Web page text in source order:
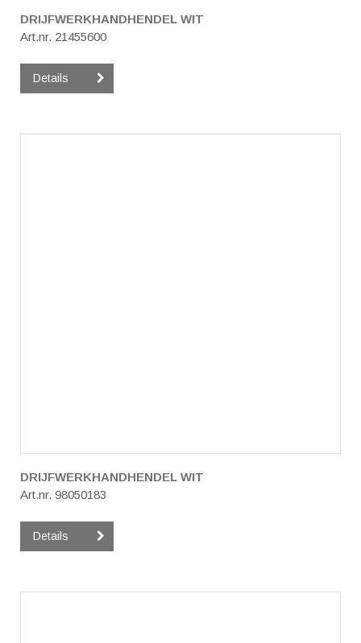
DRIJFWERKHANDHENDEL WIT
Art.nr. 21455600
Details
DRIJFWERKHANDHENDEL WIT
Art.nr. 98050183
Details